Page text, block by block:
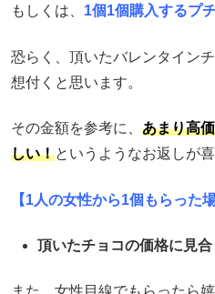
もしくは、 1個1個購入するプ
恐らく、頂いたバレンタイン
想付くと思います。
その金額を参考に、 あまり高
しい！というようなお返しが喜
【1人の女性から1個もらった場
頂いたチョコの価格に見